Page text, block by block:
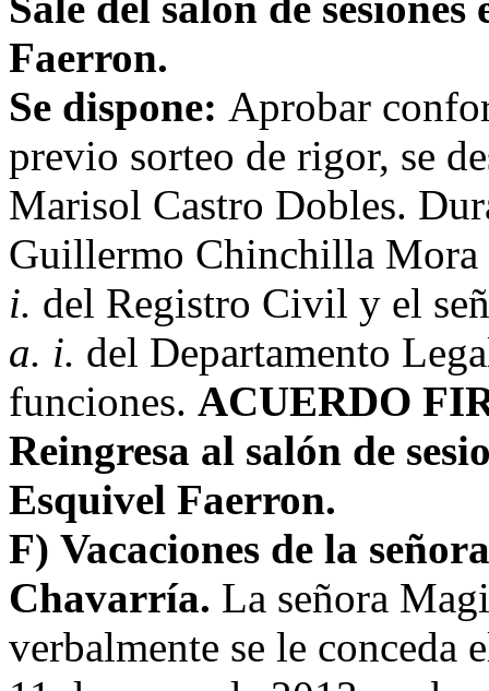
Faerron.
Se dispone: Aprobar
previo sorteo de rigor, se
Marisol Castro Dobles.
Guillermo Chinchilla
i. del Registro Civil y el
a. i. del Departamento
funciones. ACUERDO
Reingresa al salón de
Esquivel Faerron.
F) Vacaciones de la
Chavarría. La señora
verbalmente se le conceda